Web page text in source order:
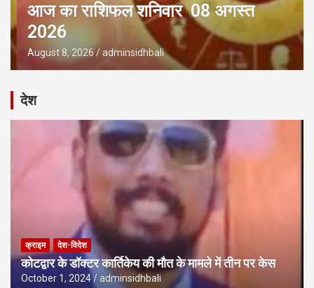
आज का राशिफल शनिवार 08 अगस्त
2026
August 8, 2026 adminsidhbali
देश
क्राइम देश-विदेश
कोटद्वार के डॉक्टर कार्तिकेय की मौत के मामले में तीन पर केस
October 1, 2024 adminsidhbali